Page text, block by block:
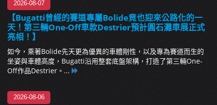
2026-08-07
【Bugatti曾經的賽道專屬Bolide竟也迎來公路化的一
天！第三輛One-Off車款Destrier預計圓石灘車展正式
亮相！】
如今，乘著Bolide先天更為優異的車體剛性，以及專為賽道而生的
坐姿與車體高度，Bugatti沿用整套底盤架構，打造了第三輛One-
Off作品Destrier。...
2026-08-06